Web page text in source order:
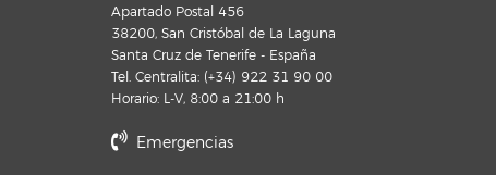
Apartado Postal 456
38200, San Cristóbal de La Laguna
Santa Cruz de Tenerife - España
Tel. Centralita: (+34) 922 31 90 00
Horario: L-V, 8:00 a 21:00 h
Emergencias